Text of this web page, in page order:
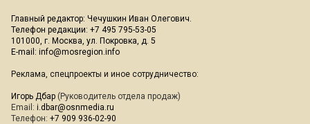
Главный редактор: Чечушкин Иван Олегович.
Телефон редакции: +7 495 795-53-05
101000, г. Москва, ул. Покровка, д. 5
E-mail: info@mosregion.info
Реклама, спецпроекты и иное сотрудничество:
Игорь Дбар (Руководитель отдела продаж)
Email: i.dbar@osnmedia.ru
Телефон: +7 909 936-02-90